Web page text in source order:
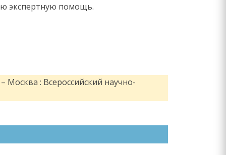
экспертную помощь.
Москва : Всероссийский научно-